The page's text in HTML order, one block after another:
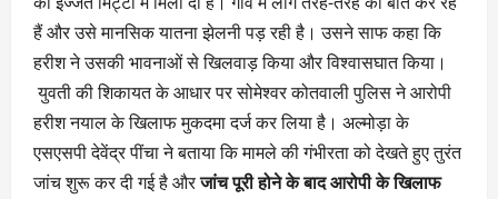
हैं और उसे मानसिक यातना झेलनी पड़ रही है। उसने साफ कहा कि
हरीश ने उसकी भावनाओं से खिलवाड़ किया और विश्वासघात किया।
युवती की शिकायत के आधार पर सोमेश्वर कोतवाली पुलिस ने आरोपी
हरीश नयाल के खिलाफ मुकदमा दर्ज कर लिया है। अल्मोड़ा के
एसएसपी देवेंद्र पींचा ने बताया कि मामले की गंभीरता को देखते हुए तुरंत
जांच शुरू कर दी गई है औरजांच पूरी होने के बाद आरोपी के खिलाफ